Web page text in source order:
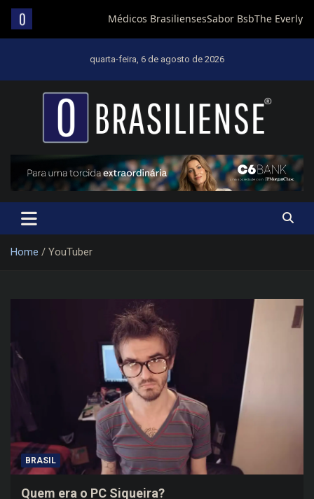
quarta-feira, 6 de agosto de 2026
Um diário de notícias que trabalha por Brasília
Home YouTuber
BRASIL
Quem era o PC Siqueira?